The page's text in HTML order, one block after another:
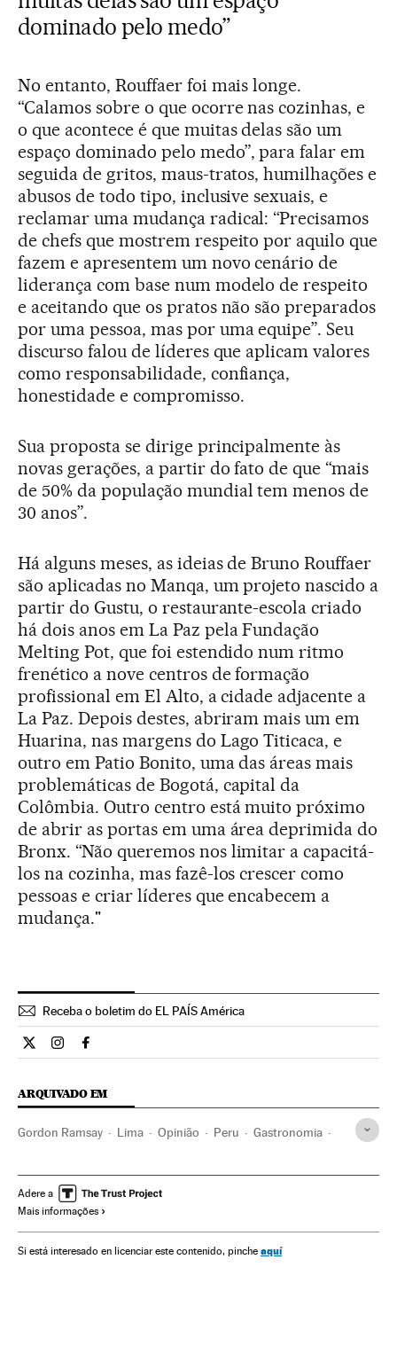
dominado pelo medo”
No entanto, Rouffaer foi mais longe.
“Calamos sobre o que ocorre nas cozinhas, e
o que acontece é que muitas delas são um
espaço dominado pelo medo”, para falar em
seguida de gritos, maus-tratos, humilhações e
abusos de todo tipo, inclusive sexuais, e
reclamar uma mudança radical: “Precisamos
de chefs que mostrem respeito por aquilo que
fazem e apresentem um novo cenário de
liderança com base num modelo de respeito
e aceitando que os pratos não são preparados
por uma pessoa, mas por uma equipe”. Seu
discurso falou de líderes que aplicam valores
como responsabilidade, confiança,
honestidade e compromisso.
Sua proposta se dirige principalmente às
novas gerações, a partir do fato de que “mais
de 50% da população mundial tem menos de
30 anos”.
Há alguns meses, as ideias de Bruno Rouffaer
são aplicadas no Manqa, um projeto nascido a
partir do Gustu, o restaurante-escola criado
há dois anos em La Paz pela Fundação
Melting Pot, que foi estendido num ritmo
frenético a nove centros de formação
profissional em El Alto, a cidade adjacente a
La Paz. Depois destes, abriram mais um em
Huarina, nas margens do Lago Titicaca, e
outro em Patio Bonito, uma das áreas mais
problemáticas de Bogotá, capital da
Colômbia. Outro centro está muito próximo
de abrir as portas em uma área deprimida do
Bronx. “Não queremos nos limitar a capacitá-
los na cozinha, mas fazê-los crescer como
pessoas e criar líderes que encabecem a
mudança."
Receba o boletim do EL PAÍS América
Estilo El País Brasil en Twitter
Estilo El País Brasil en Instagram
Estilo El País Brasil en Facebook
ARQUIVADO EM
Gordon Ramsay Lima Opinião Peru Gastronomia
Adere a
Mais informações
Si está interesado en licenciar este contenido, pinche aquí